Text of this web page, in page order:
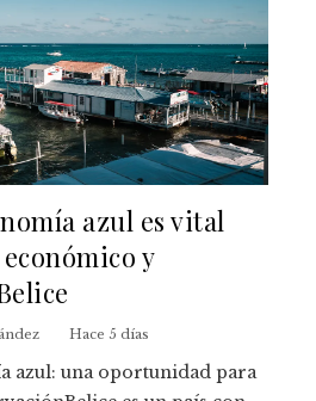
azul es vital
y
Hace 5 días
azul: una oportunidad para